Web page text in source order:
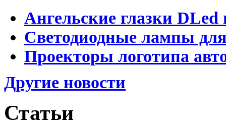
Ангельские глазки DLed
Светодиодные лампы
Проекторы логотипа
Другие новости
Статьи